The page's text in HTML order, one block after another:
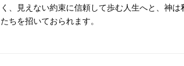
く、見えない約束に信頼して歩む人生へと、神は
たちを招いておられます。